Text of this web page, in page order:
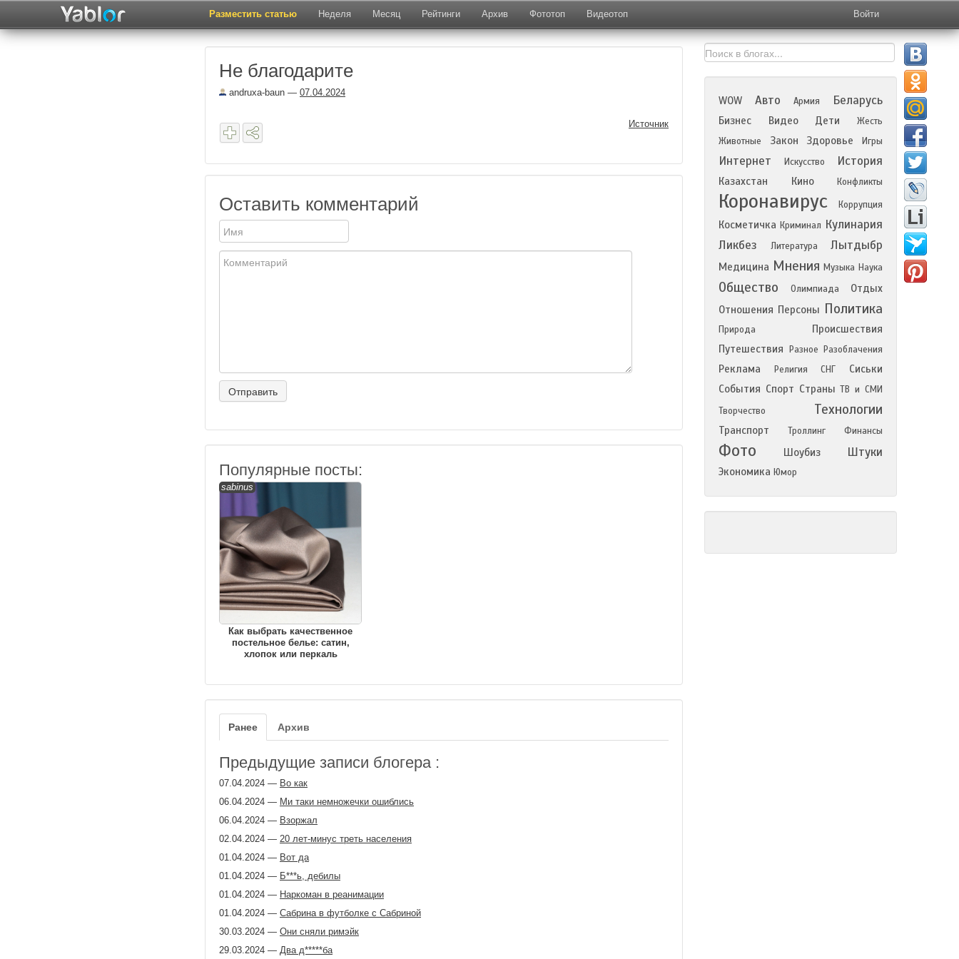
Разместить статью Неделя Месяц Рейтинги Архив Фототоп Видеотоп Войти
Не благодарите
andruxa-baun — 07.04.2024
Источник
Оставить комментарий
Популярные посты:
sabinus
Как выбрать качественное
постельное белье: сатин,
хлопок или перкаль
Ранее Архив
Предыдущие записи блогера :
07.04.2024 — Во как
06.04.2024 — Ми таки немножечки ошиблись
06.04.2024 — Взоржал
02.04.2024 — 20 лет-минус треть населения
01.04.2024 — Вот да
01.04.2024 — Б​***ь, дебилы
01.04.2024 — Наркоман в реанимации
01.04.2024 — Сабрина в футболке с Сабриной
30.03.2024 — Они сняли римэйк
29.03.2024 — Два д​*****ба
WOW Авто Армия Беларусь
Бизнес Видео Дети
Жесть
Животные
Закон Здоровье Игры
Интернет Искусство История
Казахстан Кино Конфликты
Коронавирус Коррупция
Косметичка Криминал Кулинария
Ликбез
Литература Лытдыбр
Медицина Мнения Музыка Наука
Общество Олимпиада
Отдых
Отношения Персоны Политика
Природа
Происшествия
Путешествия
Разное Разоблачения
Реклама Религия СНГ
Сиськи
События Спорт Страны ТВ и СМИ
Творчество
Технологии
Транспорт Троллинг Финансы
Фото Шоубиз Штуки
Экономика Юмор